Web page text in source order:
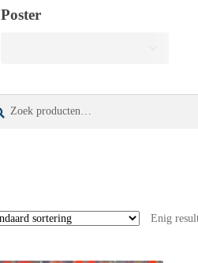
Poster
Enig